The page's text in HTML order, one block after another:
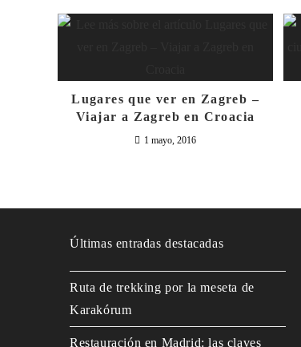
Lugares que ver en Zagreb –
Viajar a Zagreb en Croacia
1 mayo, 2016
Últimas entradas destacadas
Ruta de trekking por la meseta de
Karakórum
Restauración en Madrid: las claves